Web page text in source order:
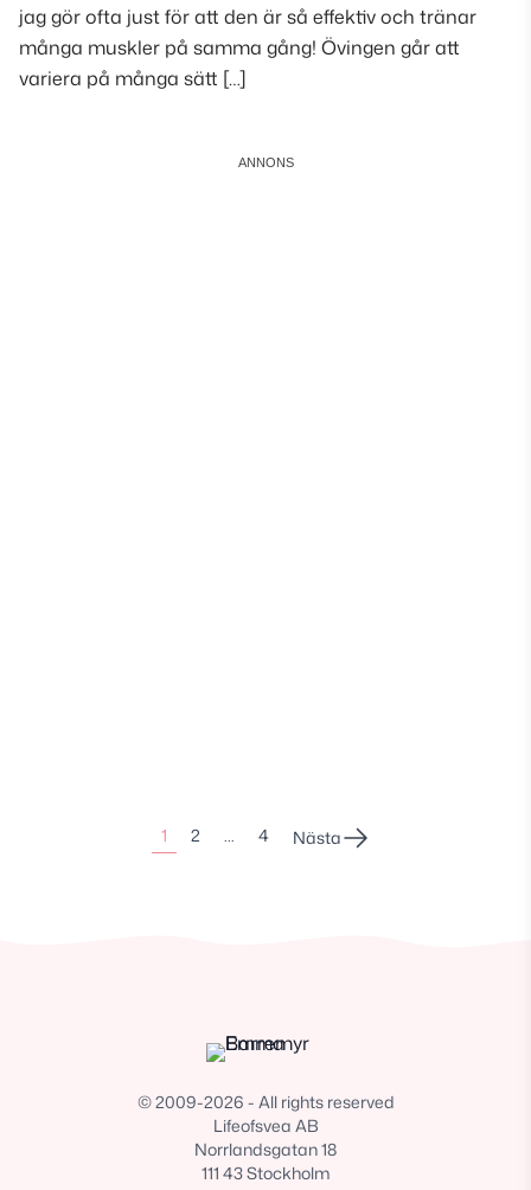
jag gör ofta just för att den är så effektiv och tränar
många muskler på samma gång! Övingen går att
variera på många sätt […]
1 2 … 4 Nästa
© 2009-2026 - All rights reserved
Lifeofsvea AB
Norrlandsgatan 18
111 43 Stockholm